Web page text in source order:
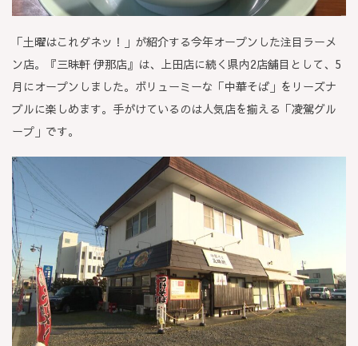
「土曜はこれダネッ！」が紹介する今年オープンした注目ラーメ
ン店。『三昧軒 伊那店』は、上田店に続く県内2店舗目として、5
月にオープンしました。ボリューミーな「中華そば」をリーズナ
ブルに楽しめます。手がけているのは人気店を揃える「凌駕グル
ープ」です。